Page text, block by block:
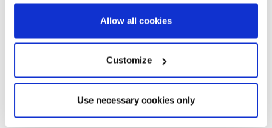
Allow all cookies
Customize
Use necessary cookies only